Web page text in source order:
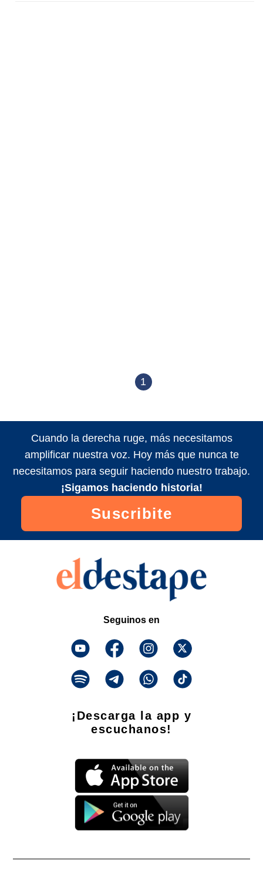
1
Cuando la derecha ruge, más necesitamos
amplificar nuestra voz. Hoy más que nunca te
necesitamos para seguir haciendo nuestro trabajo.
¡Sigamos haciendo historia!
Suscribite
Seguinos en
¡Descarga la app y
escuchanos!